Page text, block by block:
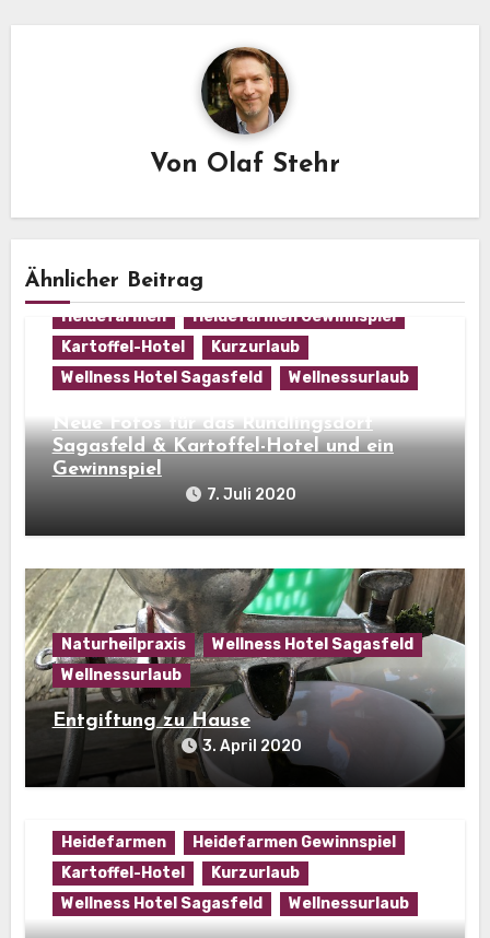
Von Olaf Stehr
Ähnlicher Beitrag
Heidefarmen
Heidefarmen Gewinnspiel
Kartoffel-Hotel
Kurzurlaub
Wellness Hotel Sagasfeld
Wellnessurlaub
Neue Fotos für das Rundlingsdorf
Sagasfeld & Kartoffel-Hotel und ein
Gewinnspiel
7. Juli 2020
Naturheilpraxis
Wellness Hotel Sagasfeld
Wellnessurlaub
Entgiftung zu Hause
3. April 2020
Heidefarmen
Heidefarmen Gewinnspiel
Kartoffel-Hotel
Kurzurlaub
Wellness Hotel Sagasfeld
Wellnessurlaub